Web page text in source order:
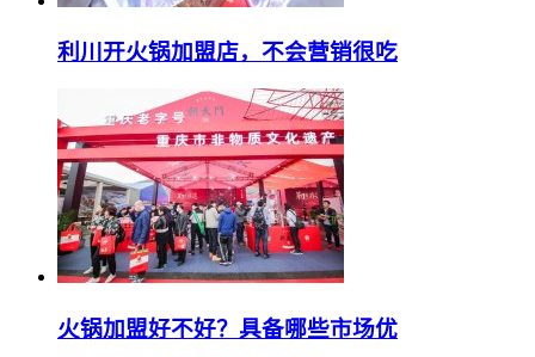
利川开火锅加盟店，不会营销很吃
火锅加盟好不好？具备哪些市场优